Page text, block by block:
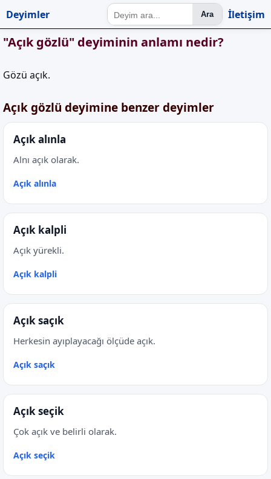
Deyimler Ara İletişim
"Açık gözlü" deyiminin anlamı nedir?
Gözü açık.
Açık gözlü deyimine benzer deyimler
Açık alınla
Alnı açık olarak.
Açık alınla
Açık kalpli
Açık yürekli.
Açık kalpli
Açık saçık
Herkesin ayıplayacağı ölçüde açık.
Açık saçık
Açık seçik
Çok açık ve belirli olarak.
Açık seçik